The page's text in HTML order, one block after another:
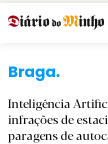
Braga.
Inteligência
infrações de
paragens de